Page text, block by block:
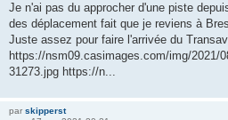
Je n'ai pas du approcher d'une piste
des déplacement fait que je reviens à
Juste assez pour faire l'arrivée du
https://nsm09.casimages.com/img/2021/
31273.jpg https://n...
par skipperst